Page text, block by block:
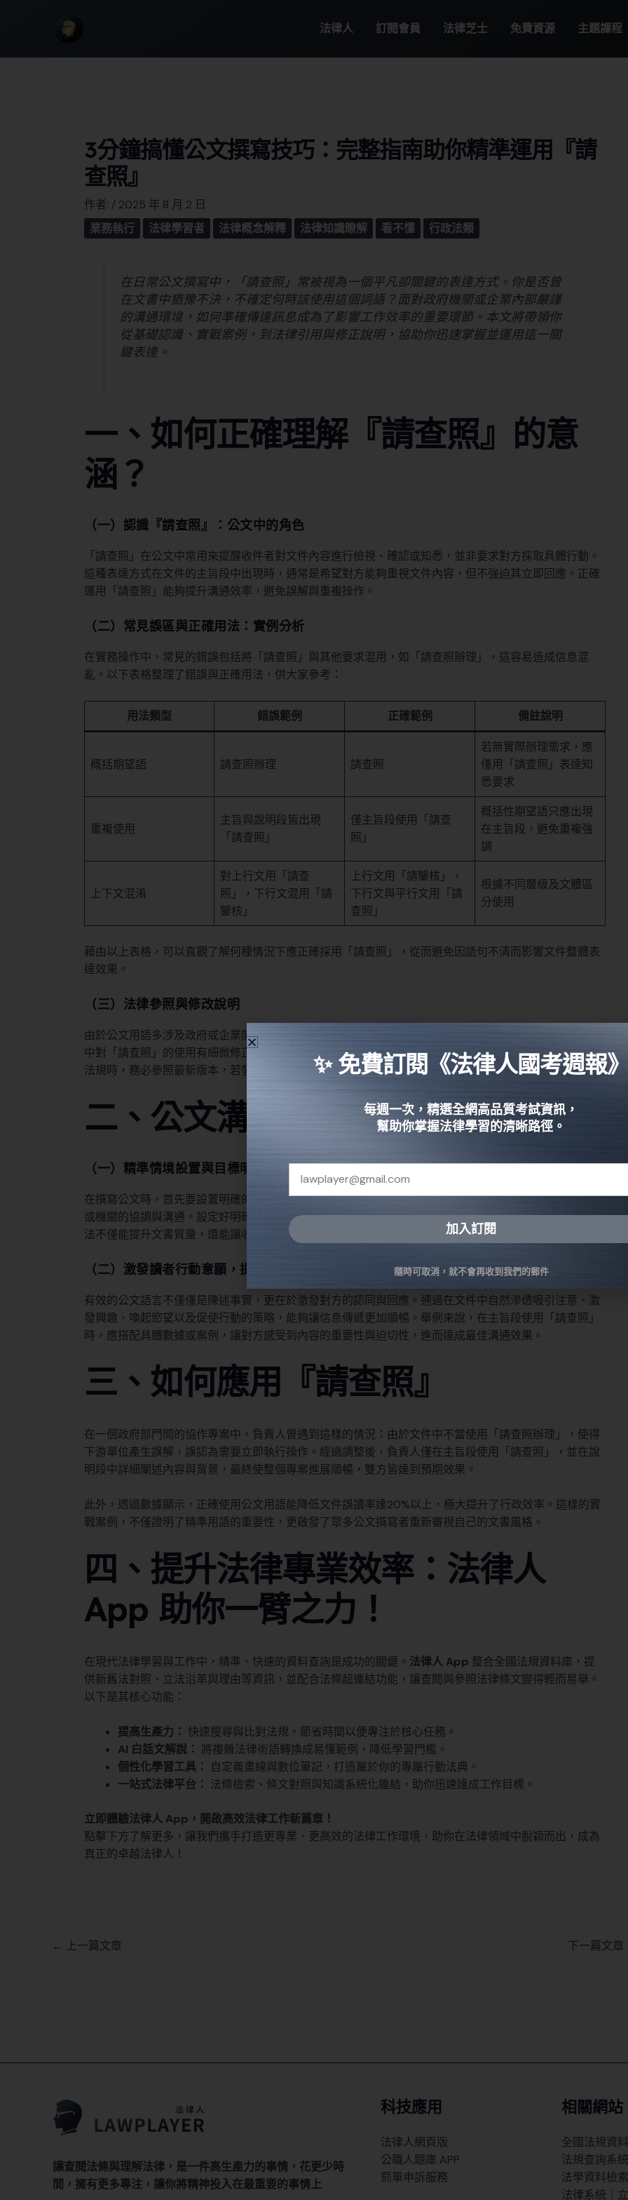
法律人 訂閱會員 法律芝士 免費資源 主題課程
3分鐘搞懂公文撰寫技巧：完整指南助你精準運用『請
查照』
作者: / 2025 年 8 月 2 日
業務執行
法律學習者 法律概念解釋 法律知識瞭解 看不懂 行政法類
在日常公文撰寫中，「請查照」常被視為一個平凡卻關鍵的表達方式。你是否曾
在文書中猶豫不決，不確定何時該使用這個詞語？面對政府機關或企業內部嚴謹
的溝通環境，如何準確傳達訊息成為了影響工作效率的重要環節。本文將帶領你
從基礎認識、實戰案例，到法律引用與修正說明，協助你迅速掌握並運用這一關
鍵表達。
一、如何正確理解『請查照』的意
涵？
（一）認識『請查照』：公文中的角色
「請查照」在公文中常用來提醒收件者對文件內容進行檢視、確認或知悉，並非要求對方採取具體行動。
這種表達方式在文件的主旨段中出現時，通常是希望對方能夠重視文件內容，但不強迫其立即回應。正確
運用「請查照」能夠提升溝通效率，避免誤解與重複操作。
（二）常見誤區與正確用法：實例分析
在實務操作中，常見的錯誤包括將「請查照」與其他要求混用，如「請查照辦理」，這容易造成信息混
亂。以下表格整理了錯誤與正確用法，供大家參考：
用法類型 錯誤範例 正確範例 備註說明
概括期望語 請查照辦理 請查照
若無實際辦理需求，應
僅用「請查照」表達知
悉要求
重複使用
主旨與說明段皆出現
「請查照」
僅主旨段使用「請查
照」
概括性期望語只應出現
在主旨段，避免重複強
調
上下文混淆
對上行文用「請查
照」，下行文混用「請
鑒核」
上行文用「請鑒核」，
下行文與平行文用「請
查照」
根據不同層級及文體區
分使用
藉由以上表格，可以直觀了解何種情況下應正確採用「請查照」，從而避免因語句不清而影響文件整體表
達效果。
（三）法律參照與修改說明
由於公文用語多涉及政府或企業間的正式溝通，相關法律條文與規範須保持最新。近期部分文件撰寫指引
中對「請查照」的使用有細微修正，特別是對於重複使用和語境搭配上，已有更新說明。讀者在引用相關
法規時，務必參照最新版本，若發現條文有調整，應在文中標註並加以說明，確保資訊正確無誤。
二、公文溝通中的核心技巧
（一）精準情境設置與目標明確
在撰寫公文時，首先要設置明確的情境與溝通目的。這正如實際工作中的一個情境，你需要面對不同部門
或機關的協調與溝通。設定好明確任務後，再依據實際需求採取具體行動，從而達到預期的成果。這種方
法不僅能提升文書質量，還能讓收件者迅速抓住重點，減少反覆查詢的情況。
（二）激發讀者行動意願，提升溝通效果
有效的公文語言不僅僅是陳述事實，更在於激發對方的認同與回應。通過在文件中自然滲透吸引注意、激
發興趣、喚起慾望以及促使行動的策略，能夠讓信息傳遞更加順暢。舉例來說，在主旨段使用「請查照」
時，應搭配具體數據或案例，讓對方感受到內容的重要性與迫切性，進而達成最佳溝通效果。
三、如何應用『請查照』
在一個政府部門間的協作專案中，負責人曾遇到這樣的情況：由於文件中不當使用「請查照辦理」，使得
下游單位產生誤解，誤認為需要立即執行操作。經過調整後，負責人僅在主旨段使用「請查照」，並在說
明段中詳細闡述內容與背景，最終使整個專案進展順暢，雙方皆達到預期效果。
此外，透過數據顯示，正確使用公文用語能降低文件誤讀率達20%以上，極大提升了行政效率。這樣的實
戰案例，不僅證明了精準用語的重要性，更啟發了眾多公文撰寫者重新審視自己的文書風格。
四、提升法律專業效率：法律人
App 助你一臂之力！
在現代法律學習與工作中，精準、快速的資料查詢是成功的關鍵。 法律人 App 整合全國法規資料庫，提
供新舊法對照、立法沿革與理由等資訊，並配合法條超連結功能，讓查閱與參照法律條文變得輕而易舉。
以下是其核心功能：
提高生產力： 快速搜尋與比對法規，節省時間以便專注於核心任務。
AI 白話文解說： 將複雜法律術語轉換成易懂範例，降低學習門檻。
個性化學習工具：
自定義畫線與數位筆記，打造屬於你的專屬行動法典。
一站式法律平台： 法條檢索、條文對照與知識系統化連結，助你迅速達成工作目標。
立即體驗法律人 App，開啟高效法律工作新篇章！
點擊下方了解更多，讓我們攜手打造更專業、更高效的法律工作環境，助你在法律領域中脫穎而出，成為
真正的卓越法律人！
← 上一篇文章 下一篇文章
讓查閱法條與理解法律，是一件高生產力的事情，花更少時
間，擁有更多專注，讓你將精神投入在最重要的事情上
科技應用
法律人網頁版
公職人題庫 APP
罰單申訴服務
相關網站
全國法規資
法規查詢系
法學資料檢
法律系統｜
✨ 免費訂閱《法律人國考週報
每週一次，精選全網高品質考試資訊，
幫助你掌握法律學習的清晰路徑。
加入訂閱
隨時可取消，就不會再收到我們的郵件